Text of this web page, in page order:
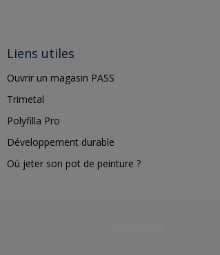
Liens utiles
Ouvrir un magasin PASS
Trimetal
Polyfilla Pro
Développement durable
Où jeter son pot de peinture ?